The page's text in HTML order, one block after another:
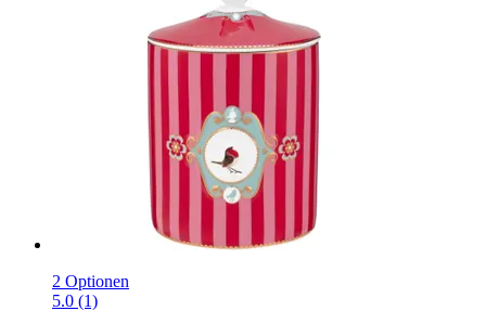
2 Optionen
5.0 (1)